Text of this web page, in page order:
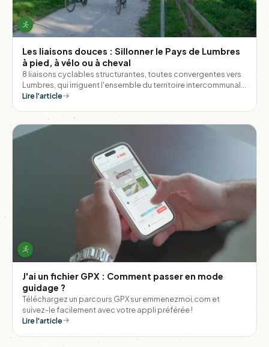
Les liaisons douces : Sillonner le Pays de Lumbres
à pied, à vélo ou à cheval
8 liaisons cyclables structurantes, toutes convergentes vers
Lumbres, qui irriguent l'ensemble du territoire intercommunal
et permettent de relier les villages entre eux sans monter dans
Lire l'article
J'ai un fichier GPX : Comment passer en mode
guidage ?
Téléchargez un parcours GPX sur emmenezmoi.com et
suivez-le facilement avec votre appli préférée !
Lire l'article